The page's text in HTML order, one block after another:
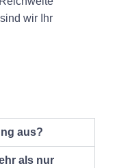
wir Ihr
aus?
als nur